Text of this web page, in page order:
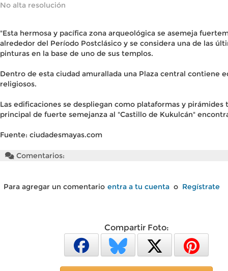
No alta resolución
"Esta hermosa y pacífica zona arqueológica se asemeja
alrededor del Período Postclásico y se considera una de las
pinturas en la base de uno de sus templos.
Dentro de esta ciudad amurallada una Plaza central contiene
religiosos.
Las edificaciones se despliegan como plataformas y
principal de fuerte semejanza al "Castillo de Kukulcán"
Fuente: ciudadesmayas.com
Comentarios:
Para agregar un comentario entra a tu cuenta o Regístrate
Compartir Foto: